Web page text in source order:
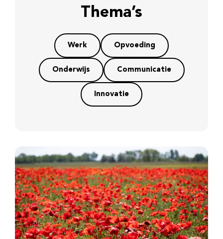
Thema’s
Werk Opvoeding
Onderwijs Communicatie
Innovatie